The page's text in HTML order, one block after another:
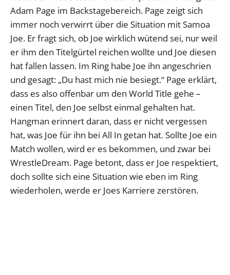
Adam Page im Backstagebereich. Page zeigt sich
immer noch verwirrt über die Situation mit Samoa
Joe. Er fragt sich, ob Joe wirklich wütend sei, nur weil
er ihm den Titelgürtel reichen wollte und Joe diesen
hat fallen lassen. Im Ring habe Joe ihn angeschrien
und gesagt: „Du hast mich nie besiegt.“ Page erklärt,
dass es also offenbar um den World Title gehe –
einen Titel, den Joe selbst einmal gehalten hat.
Hangman erinnert daran, dass er nicht vergessen
hat, was Joe für ihn bei All In getan hat. Sollte Joe ein
Match wollen, wird er es bekommen, und zwar bei
WrestleDream. Page betont, dass er Joe respektiert,
doch sollte sich eine Situation wie eben im Ring
wiederholen, werde er Joes Karriere zerstören.